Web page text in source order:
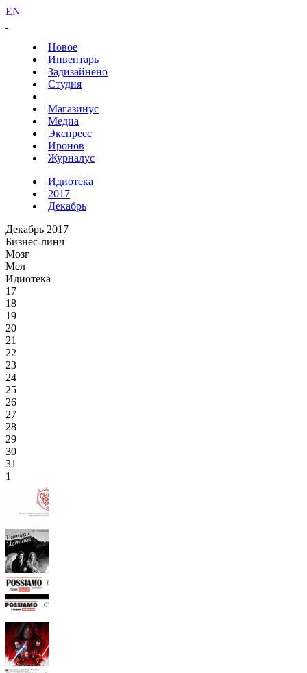
EN
Новое
Инвентарь
Задизайнено
Студия
Магазинус
Медиа
Экспресс
Иронов
Журналус
Идиотека
2017
Декабрь
Декабрь 2017
Бизнес-линч
Мозг
Мел
Идиотека
17
18
19
20
21
22
23
24
25
26
27
28
29
30
31
1